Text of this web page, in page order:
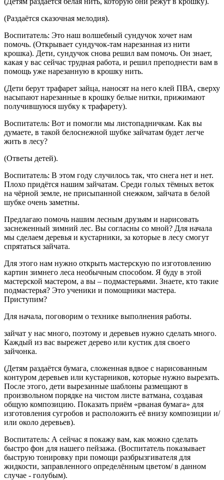
(Раздаётся сказочная мелодия).
Воспитатель: Это наш волшебный сундучок хочет нам
помочь. (Открывает сундучок-там нарезанная из нити
крошка). Дети, сундучок снова решил вам помочь. Он знает,
какая у вас сейчас трудная работа, и решил преподнести вам в
помощь уже нарезанную в крошку нить.
(Дети берут трафарет зайца, наносят на него клей ПВА, сверху
насыпают нарезанные в крошку белые нитки, прижимают
получившуюся шубку к трафарету).
Воспитатель: Вот и помогли мы листопадничкам. Как вы
думаете, в такой белоснежной шубке зайчатам будет легче
жить в лесу?
(Ответы детей).
Воспитатель: В этом году случилось так, что снега нет и нет.
Плохо придётся нашим зайчатам. Среди голых тёмных веток
на чёрной земле, не присыпанной снежком, зайчата в белой
шубке очень заметны.
Предлагаю помочь нашим лесным друзьям и нарисовать
заснеженный зимний лес. Вы согласны со мной? Для начала
мы сделаем деревья и кустарники, за которые в лесу смогут
спрятаться зайчата.
Для этого нам нужно открыть мастерскую по изготовлению
картин зимнего леса необычным способом. Я буду в этой
мастерской мастером, а вы – подмастерьями. Знаете, кто такие
подмастерья? Это ученики и помощники мастера.
Приступим?
Для начала, поговорим о технике выполнения работы.
зайчат у нас много, поэтому и деревьев нужно сделать много.
Каждый из вас вырежет дерево или кустик для своего
зайчонка.
(Детям раздаётся бумага, сложенная вдвое с нарисованным
контуром деревьев или кустарников, которые нужно вырезать.
После этого, дети вырезанные шаблоны размещают в
произвольном порядке на чистом листе ватмана, создавая
общую композицию. Показать приём «рваная бумага» для
изготовления сугробов и расположить её внизу композиции и/
или около деревьев).
Воспитатель: А сейчас я покажу вам, как можно сделать
быстро фон для нашего пейзажа. (Воспитатель показывает
быструю тонировку при помощи разбрызгивателя для
жидкости, заправленного определённым цветом/ в данном
случае - голубым).